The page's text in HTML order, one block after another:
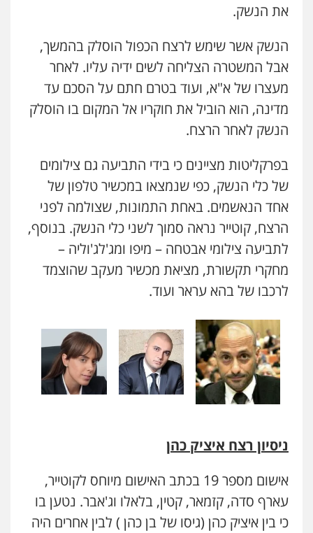
את הנשק.
הנשק אשר שימש לרצח הכפול הוסלק בהמשך,
אבל המשטרה הצליחה לשים ידיה עליו. לאחר
מעצרו של א"א, ועוד בטרם חתם על הסכם עד
מדינה, הוא הוביל את חוקריו אל המקום בו הוסלק
הנשק לאחר הרצח.
בפרקליטות מציינים כי בידי התביעה גם צילומים
של כלי הנשק, כפי שנמצאו במכשיר טלפון של
אחד הנאשמים. באחת התמונות, שצולמה לפני
הרצח, קוטייר נראה סמוך לשני כלי הנשק. בנוסף,
לתביעה צילומי אבטחה – מיפו ומג'לג'וליה –
מחקרי תקשורת, מציאת מכשיר מעקב שהוצמד
לרכבו של בהא עראר ועוד.
ניסיון רצח איציק כהן
אישום מספר 19 בכתב האישום מיוחס לקוטייר,
עארף סדה, קזמאר, קטין, בלאלו וג'אבר. נטען בו
כי בין איציק כהן (גיסו של בן כהן ) לבין אחרים היה